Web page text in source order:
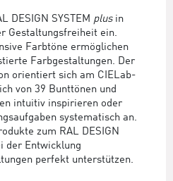
DESIGN SYSTEM plusin
Gestaltungsfreiheit ein.
Farbtöne ermöglichen
Farbgestaltungen. Der
orientiert sich am CIELab-
von 39 Bunttönen und
intuitiv inspirieren oder
systematisch an.
zum RAL DESIGN
der Entwicklung
perfekt unterstützen.